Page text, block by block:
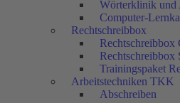
Wörterklinik und
Computer-
Rechtschreibbox
Rechtschreibbox
Rechtschreibbox
Trainingspaket
Arbeitstechniken TKK
Abschreiben